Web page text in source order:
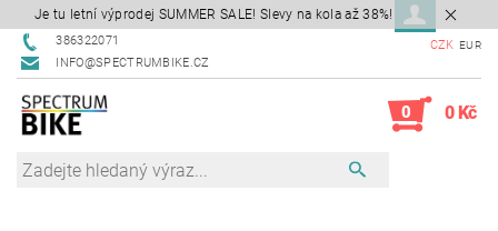
Je tu letní výprodej SUMMER SALE! Slevy na kola až 38%!
386322071
INFO@SPECTRUMBIKE.CZ
CZK EUR
0 0 Kč